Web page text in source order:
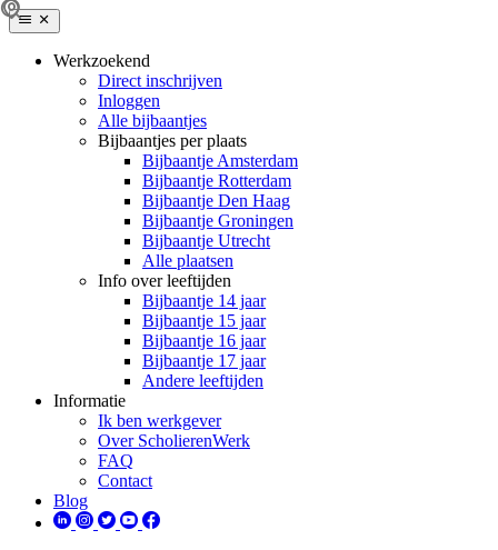
Werkzoekend
Direct inschrijven
Inloggen
Alle bijbaantjes
Bijbaantjes per plaats
Bijbaantje Amsterdam
Bijbaantje Rotterdam
Bijbaantje Den Haag
Bijbaantje Groningen
Bijbaantje Utrecht
Alle plaatsen
Info over leeftijden
Bijbaantje 14 jaar
Bijbaantje 15 jaar
Bijbaantje 16 jaar
Bijbaantje 17 jaar
Andere leeftijden
Informatie
Ik ben werkgever
Over ScholierenWerk
FAQ
Contact
Blog